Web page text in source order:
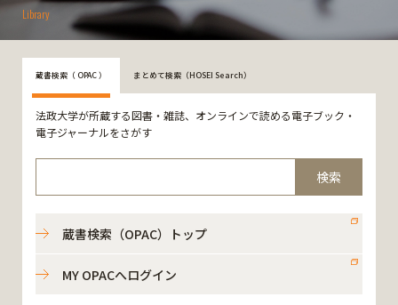
Library
蔵書検索（ OPAC ） まとめて検索（HOSEI Search）
法政大学が所蔵する図書・雑誌、オンラインで読める電子ブック・
電子ジャーナルをさがす
蔵書検索（OPAC）トップ
MY OPACへログイン